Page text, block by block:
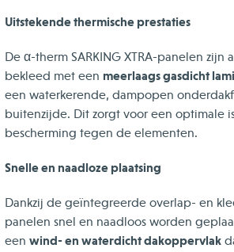
Uitstekende thermische prestaties
De α-therm SARKING XTRA-panelen zijn
bekleed met een meerlaags gasdicht
een waterkerende, dampopen
buitenzijde. Dit zorgt voor een optimale
bescherming tegen de elementen.
Snelle en naadloze plaatsing
Dankzij de geïntegreerde overlap- en
panelen snel en naadloos worden
een wind- en waterdicht dakoppervlak